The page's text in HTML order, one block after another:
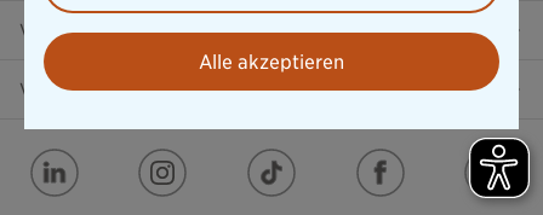
Versicherung in der Nähe
Vertrag widerrufen
Alle akzeptieren